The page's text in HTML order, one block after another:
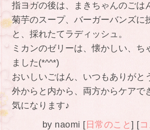
指ヨガの後は、まきちゃんのごは
菊芋のスープ、バーガーバンズに
と、採れたてラディッシュ。
ミカンのゼリーは、懐かしい、
ました(*^^*)
おいしいごはん、いつもありが
外からと内から、両方からケアで
気になります♪
by naomi [ 日常のこと ] [